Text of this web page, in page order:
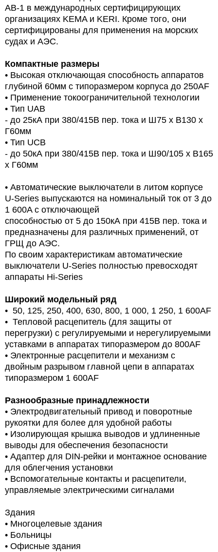
AB-1 в международных сертифицирующих
организациях KEMA и KERI. Кроме того, они
сертифицированы для применения на морских
судах и АЭС.
Компактные размеры
• Высокая отключающая способность аппаратов
глубиной 60мм с типоразмером корпуса до 250AF
• Применение токоограничительной технологии
• Тип UAB
- до 25кА при 380/415В пер. тока и Ш75 х В130 х
Г60мм
• Тип UCB
- до 50кА при 380/415В пер. тока и Ш90/105 х В165
х Г60мм
• Автоматические выключатели в литом корпусе
U-Series выпускаются на номинальный ток от 3 до
1 600A с отключающей
способностью от 5 до 150кА при 415В пер. тока и
предназначены для различных применений, от
ГРЩ до АЭС.
По своим характеристикам автоматические
выключатели U-Series полностью превосходят
аппараты Hi-Series
Широкий модельный ряд
• 50, 125, 250, 400, 630, 800, 1 000, 1 250, 1 600AF
• Тепловой расцепитель (для защиты от
перегрузки) с регулируемыми и нерегулируемыми
уставками в аппаратах типоразмером до 800AF
• Электронные расцепители и механизм с
двойным разрывом главной цепи в аппаратах
типоразмером 1 600AF
Разнообразные принадлежности
• Электродвигательный привод и поворотные
рукоятки для более для удобной работы
• Изолирующая крышка выводов и удлиненные
выводы для обеспечения безопасности
• Адаптер для DIN-рейки и монтажное основание
для облегчения установки
• Вспомогательные контакты и расцепители,
управляемые электрическими сигналами
Здания
• Многоцелевые здания
• Больницы
• Офисные здания